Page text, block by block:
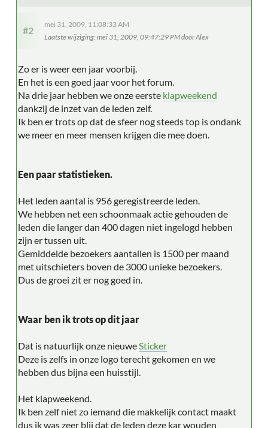
#2
mei 31, 2009, 11:08:33 AM
Laatste wijziging: mei 31, 2009, 09:47:29 PM door Alex
Zo er is weer een jaar voorbij.
En het is een goed jaar voor het forum.
Na drie jaar hebben we onze eerste klapweekend
dankzij de inzet van de leden zelf.
Ik ben er trots op dat de sfeer nog steeds top is ondank
we meer en meer mensen krijgen die mee doen.
Een paar statistieken.
Het leden aantal is 956 geregistreerde leden.
We hebben net een schoonmaak actie gehouden de
leden die langer dan 400 dagen niet ingelogd hebben
zijn er tussen uit.
Gemiddelde bezoekers aantallen is 1500 per maand
met uitschieters boven de 3000 unieke bezoekers.
Dus de groei zit er nog goed in.
Waar ben ik trots op dit jaar
Dat is natuurlijk onze nieuwe Sticker
Deze is zelfs in onze logo terecht gekomen en we
hebben dus bijna een huisstijl.
Het klapweekend.
Ik ben zelf niet zo iemand die makkelijk contact maakt
dus ik was zeer blij dat de leden deze kar wouden